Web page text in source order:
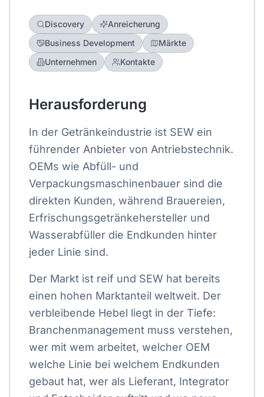
Discovery
Anreicherung
Business Development
Märkte
Unternehmen
Kontakte
Herausforderung
In der Getränkeindustrie ist SEW ein
führender Anbieter von Antriebstechnik.
OEMs wie Abfüll- und
Verpackungsmaschinenbauer sind die
direkten Kunden, während Brauereien,
Erfrischungsgetränkehersteller und
Wasserabfüller die Endkunden hinter
jeder Linie sind.
Der Markt ist reif und SEW hat bereits
einen hohen Marktanteil weltweit. Der
verbleibende Hebel liegt in der Tiefe:
Branchenmanagement muss verstehen,
wer mit wem arbeitet, welcher OEM
welche Linie bei welchem Endkunden
gebaut hat, wer als Lieferant, Integrator